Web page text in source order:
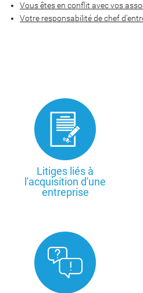
Vous êtes en conflit avec vos
Votre responsabilité de chef
Litiges liés à
l'acquisition d'une
entreprise